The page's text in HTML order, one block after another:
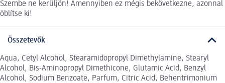
Szembe ne kerüljön! Amennyiben ez mégis bekövetkezne, azonnal
öblítse ki!
Összetevők
Aqua, Cetyl Alcohol, Stearamidopropyl Dimethylamine, Stearyl
Alcohol, Bis-Aminopropyl Dimethicone, Glutamic Acid, Benzyl
Alcohol, Sodium Benzoate, Parfum, Citric Acid, Behentrimonium